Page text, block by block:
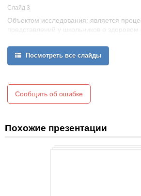
Слайд 3
Объектом исследования: является
представлений у школьников о здоровом
Предметом исследования: является
представлений у школьников о здоровом
волейболе.
образе жизни.
Посмотреть все слайды
Сообщить об ошибке
Похожие презентации